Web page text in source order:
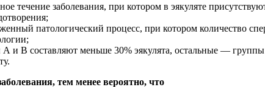
течение заболевания, при котором в эякуляте
патологический процесс, при котором количество
и В составляют меньше 30% эякулята, остальные —
тем менее вероятно, что